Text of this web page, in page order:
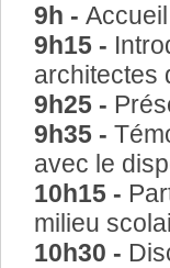
9h -
9h15 -
architectes
9h25 -
9h35 -
avec le
10h15 -
milieu
10h30 -